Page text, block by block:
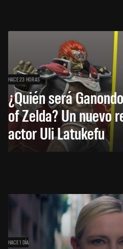
HACE 23 HORAS
¿Quién será
of Zelda? Un nuevo
actor Uli Latukefu
HACE 1 DÍA